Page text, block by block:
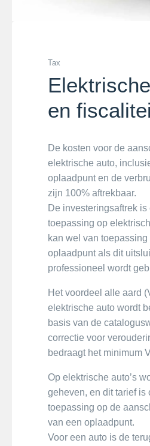
Tax
en
De kosten voor de
elektrische auto,
oplaadpunt en de
zijn 100% aftrekbaar.
De investeringsaftrek is
toepassing op
kan wel van
oplaadpunt als dit
professioneel wordt
Het voordeel alle aard
elektrische auto wordt
basis van de
correctie voor
bedraagt het minimum
Op elektrische auto’s
geheven, en dit tarief is
toepassing op de
van een oplaadpunt.
Voor een auto is de